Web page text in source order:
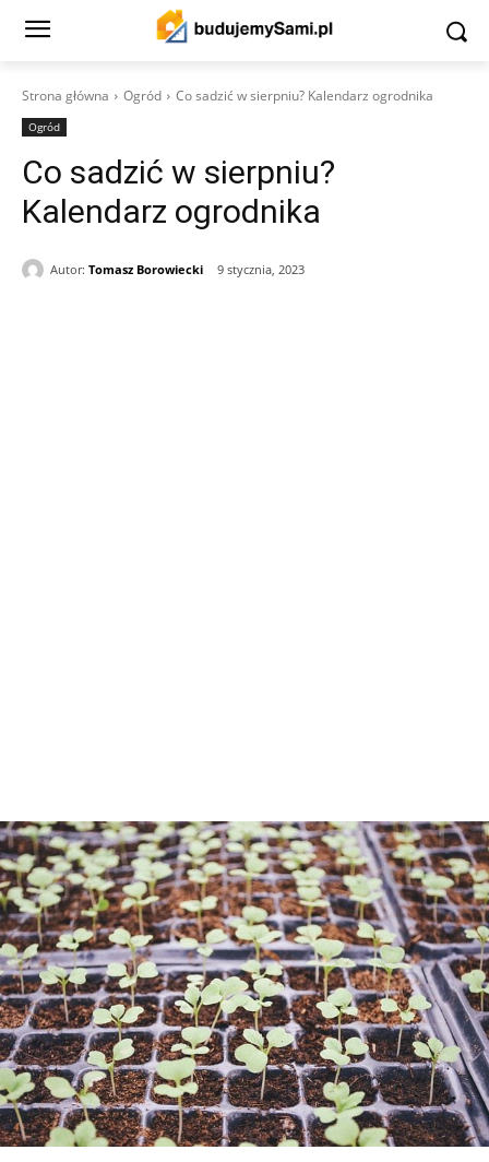
Strona główna Ogród Co sadzić w sierpniu? Kalendarz ogrodnika
Ogród
Co sadzić w sierpniu?
Kalendarz ogrodnika
Autor: Tomasz Borowiecki 9 stycznia, 2023